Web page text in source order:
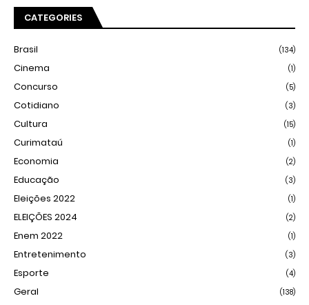
CATEGORIES
Brasil (134)
Cinema (1)
Concurso (5)
Cotidiano (3)
Cultura (15)
Curimataú (1)
Economia (2)
Educação (3)
Eleições 2022 (1)
ELEIÇÕES 2024 (2)
Enem 2022 (1)
Entretenimento (3)
Esporte (4)
Geral (138)